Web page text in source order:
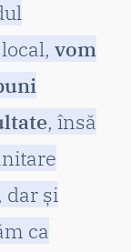
vom
, însă
dar și
ca